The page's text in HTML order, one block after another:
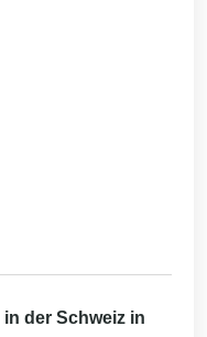
der Schweiz in